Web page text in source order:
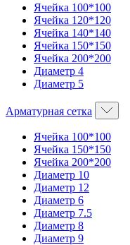
Ячейка 100*100
Ячейка 120*120
Ячейка 140*140
Ячейка 150*150
Ячейка 200*200
Диаметр 4
Диаметр 5
Арматурная сетка
Ячейка 100*100
Ячейка 150*150
Ячейка 200*200
Диаметр 10
Диаметр 12
Диаметр 6
Диаметр 7.5
Диаметр 8
Диаметр 9